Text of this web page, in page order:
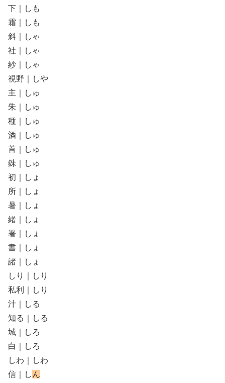
下｜しも
霜｜しも
斜｜しゃ
社｜しゃ
紗｜しゃ
視野｜しや
主｜しゅ
朱｜しゅ
種｜しゅ
酒｜しゅ
首｜しゅ
銖｜しゅ
初｜しょ
所｜しょ
暑｜しょ
緒｜しょ
署｜しょ
書｜しょ
諸｜しょ
しり｜しり
私利｜しり
汁｜しる
知る｜しる
城｜しろ
白｜しろ
しわ｜しわ
信｜し ん